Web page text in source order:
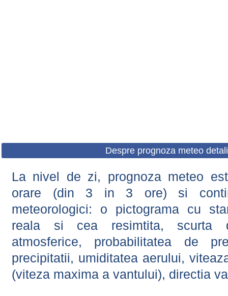
Despre prognoza meteo
La nivel de zi, prognoza meteo
orare (din 3 in 3 ore) si
meteorologici: o pictograma cu
reala si cea resimtita, scurta
atmosferice, probabilitatea de
precipitatii, umiditatea aerului,
(viteza maxima a vantului), directia